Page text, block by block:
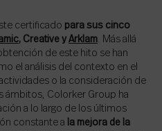
certificado para sus cinco
, Creative y Arklam. Más allá
de este hito se han
el análisis del contexto en el
o la consideración de
ámbitos, Colorker Group ha
a lo largo de los últimos
constante a la mejora de la